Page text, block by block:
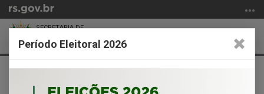
para
conteúdo
SECRETARIA DE
METROPOLITANO
a
busca
Início
Período Eleitoral 2026